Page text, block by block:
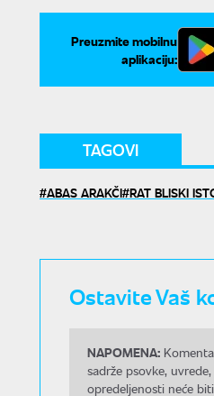
Preuzmite mobilnu
aplikaciju:
TAGOVI
ABAS ARAKČI RAT BLISKI
Ostavite Vaš
NAPOMENA:
sadrže psovke,
opredeljenosti neće